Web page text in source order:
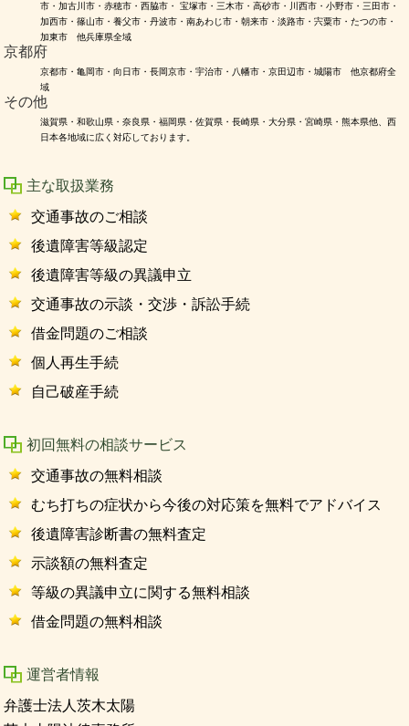
市・加古川市・赤穂市・西脇市・ 宝塚市・三木市・高砂市・川西市・小野市・三田市・
加西市・篠山市・養父市・丹波市・南あわじ市・朝来市・淡路市・宍粟市・たつの市・
加東市 他兵庫県全域
京都府
京都市・亀岡市・向日市・長岡京市・宇治市・八幡市・京田辺市・城陽市 他京都府全
域
その他
滋賀県・和歌山県・奈良県・福岡県・佐賀県・長崎県・大分県・宮崎県・熊本県他、西
日本各地域に広く対応しております。
主な取扱業務
交通事故のご相談
後遺障害等級認定
後遺障害等級の異議申立
交通事故の示談・交渉・訴訟手続
借金問題のご相談
個人再生手続
自己破産手続
初回無料の相談サービス
交通事故の無料相談
むち打ちの症状から今後の対応策を無料でアドバイス
後遺障害診断書の無料査定
示談額の無料査定
等級の異議申立に関する無料相談
借金問題の無料相談
運営者情報
弁護士法人茨木太陽